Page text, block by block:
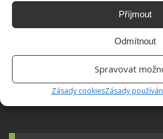
Příjmout
Odmítnout
Spravovat
Zásady cookiesZásady
Absolvent
univerzity,
možné najít v